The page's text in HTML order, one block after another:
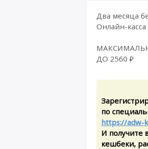
Два месяца
Онлайн-
ДО 2560 ₽
по
https://adw-
И получите
кешбеки,